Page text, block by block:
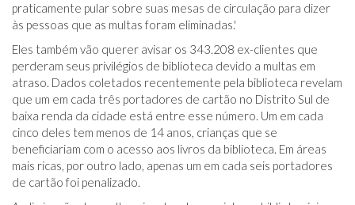
praticamente pular sobre suas mesas de circulação para dizer
às pessoas que as multas foram eliminadas.'
Eles também vão querer avisar os 343.208 ex-clientes que
perderam seus privilégios de biblioteca devido a multas em
atraso. Dados coletados recentemente pela biblioteca revelam
que um em cada três portadores de cartão no Distrito Sul de
baixa renda da cidade está entre esse número. Um em cada
cinco deles tem menos de 14 anos, crianças que se
beneficiariam com o acesso aos livros da biblioteca. Em áreas
mais ricas, por outro lado, apenas um em cada seis portadores
de cartão foi penalizado.